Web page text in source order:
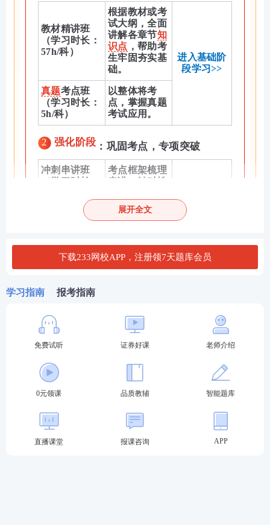
教材精讲班
（学习时长：
57h/科）
根据教材或考
试大纲，全面
讲解各章节知
识点 ，帮助考
生牢固夯实基
础。
进入基础阶
段学习>>
真题考点班
（学习时长：
5h/科）
以整体将考
点，掌握真题
考试应用。
2 强化阶段：巩固考点，专项突破
冲刺串讲班
（学习时长：
考点框架梳理
串讲，针对性
进入强化阶
段学习>>
专项突破班
计算题专项讲
：冲刺锁分，查漏补缺
模考金题班
4h/科）
训练
进入冲刺阶
段学习>>
（学习时长：
3h/科）
漏补缺，练
展开全文
下载233网校APP，注册领7天题库会员
学习指南 报考指南
免费试听 证券好课 老师介绍
0元领课 品质教辅 智能题库
直播课堂 报课咨询 APP